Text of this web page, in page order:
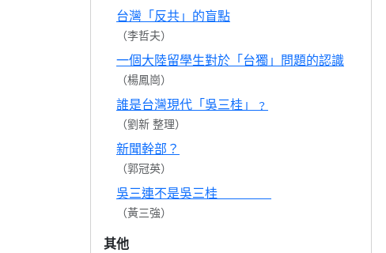
台灣「反共」的盲點
（李哲夫）
一個大陸留學生對於「台獨」問題的認識
（楊鳳崗）
誰是台灣現代「吳三桂」﹖
（劉新 整理）
新聞幹部？
（郭冠英）
吳三連不是吳三桂
（黃三強）
其他